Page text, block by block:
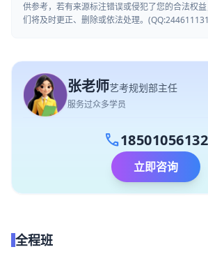
供参考，若有来源标注错误或侵犯了您的合法权
们将及时更正、删除或依法处理。
张老师艺考规划部主任
服务过众多学员
call18501056132
立即咨询
全程班